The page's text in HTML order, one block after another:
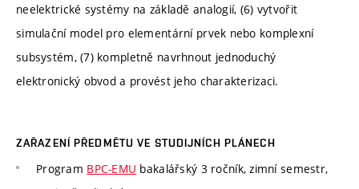
neelektrické systémy na základě analogií, (6) vytvořit
simulační model pro elementární prvek nebo komplexní
subsystém, (7) kompletně navrhnout jednoduchý
elektronický obvod a provést jeho charakterizaci.
ZAŘAZENÍ PŘEDMĚTU VE STUDIJNÍCH PLÁNECH
Program BPC-EMU bakalářský 3 ročník, zimní semestr,